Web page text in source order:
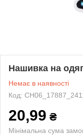
Нашивка на
Немає в наявності
Код:
20,99 ₴
Мінімальна сума